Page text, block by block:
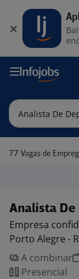
77 Vagas de Emprego de
Analista
Empresa
Porto Alegre -
A combinar
Presencial